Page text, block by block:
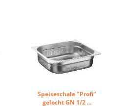
Speiseschale "Profi"
gelocht GN 1/2 ...